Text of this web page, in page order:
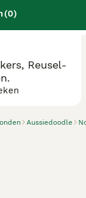
(0)
Aussiedoodle
Reusel-